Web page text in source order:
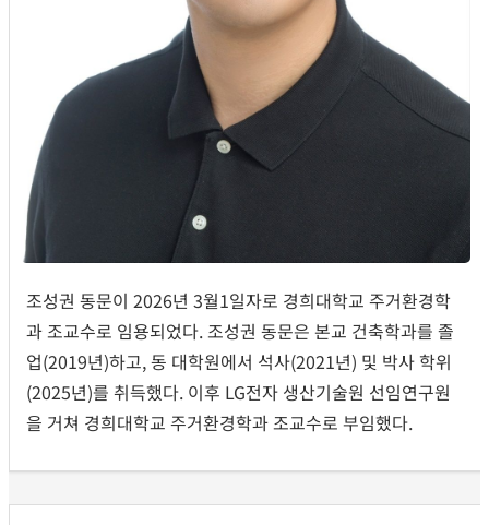
조성권 동문이 2026년 3월1일자로 경희대학교 주거환경학
과 조교수로 임용되었다. 조성권 동문은 본교 건축학과를 졸
업(2019년)하고, 동 대학원에서 석사(2021년) 및 박사 학위
(2025년)를 취득했다. 이후 LG전자 생산기술원 선임연구원
을 거쳐 경희대학교 주거환경학과 조교수로 부임했다.